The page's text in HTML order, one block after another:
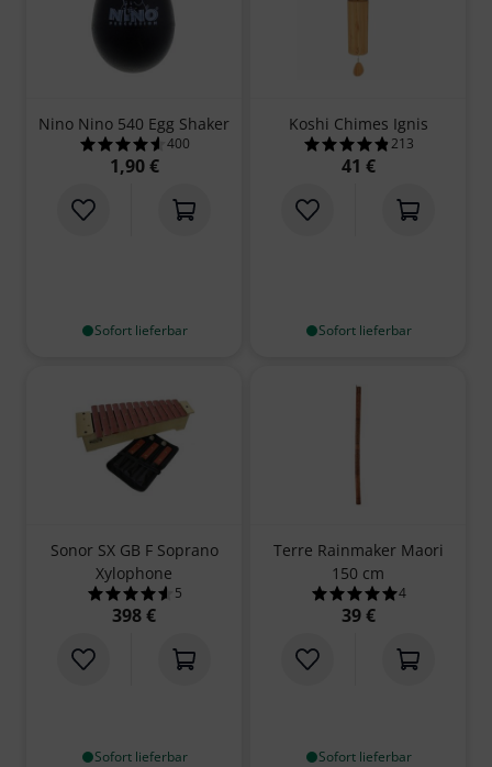
Nino Nino 540 Egg Shaker
4.6 von 5 Sternen aus 400 Kundenbewertungen
400
1,90 €
Sofort lieferbar
Koshi Chimes Ignis
4.8 von 5
213
41 €
Sofort lieferbar
Sonor SX GB F Soprano
Xylophone
4.6 von 5 Sternen aus 5 Kundenbewertungen
5
398 €
Sofort lieferbar
Terre Rainmaker Maori
150 cm
5.0 von 5
4
39 €
Sofort lieferbar